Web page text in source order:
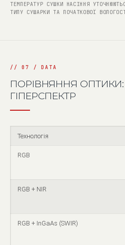
ТЕМПЕРАТУР СУШКИ НАСІННЯ
ТИПУ СУШАРКИ ТА ПОЧАТКОВОЇ
ПОРІВНЯННЯ ОПТИКИ:
ГІПЕРСПЕКТР
Технологія
RGB
RGB + NIR
RGB + InGaAs (SWIR)